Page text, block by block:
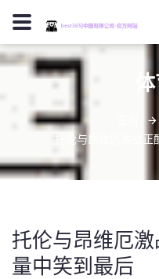
托伦与昂维厄激战正
托伦与昂维厄
量中笑到最后